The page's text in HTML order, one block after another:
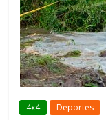
4x4 Deportes